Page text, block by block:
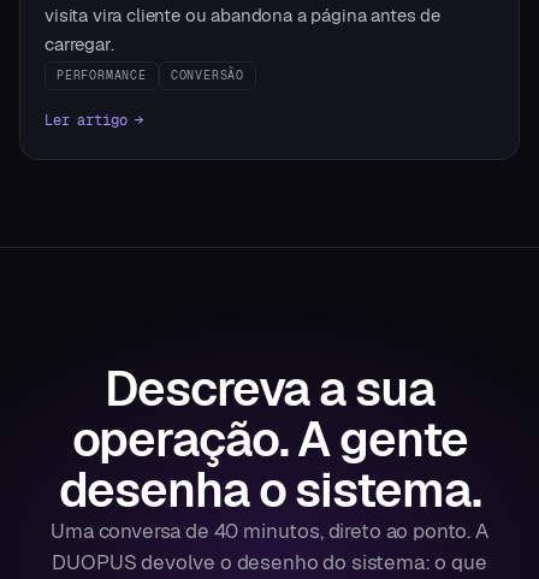
visita vira cliente ou abandona a página antes de
carregar.
PERFORMANCE CONVERSÃO
Ler artigo →
Descreva a sua
operação.A gente
desenha o sistema.
Uma conversa de 40 minutos, direto ao ponto. A
DUOPUS devolve o desenho do sistema: o que